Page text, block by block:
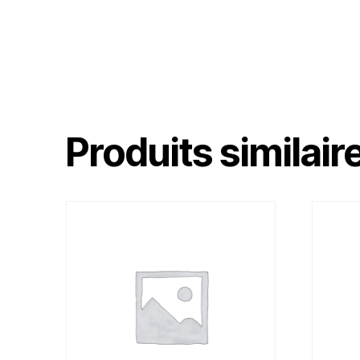
Produits